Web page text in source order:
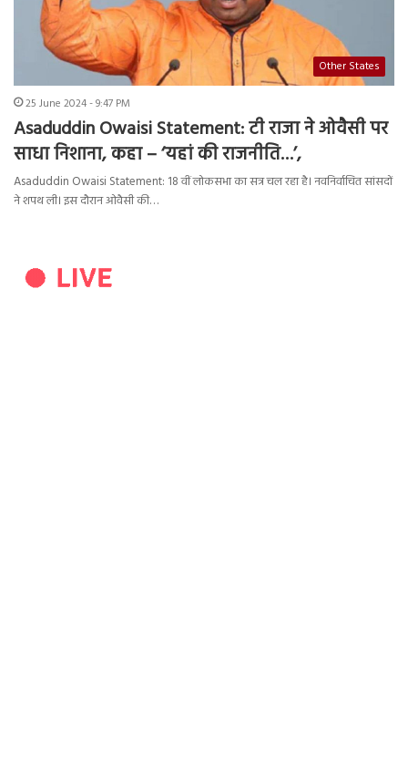
Other States
25 June 2024 - 9:47 PM
Asaduddin Owaisi Statement: टी राजा ने ओवैसी पर
साधा निशाना, कहा – ‘यहां की राजनीति…’,
Asaduddin Owaisi Statement: 18 वीं लोकसभा का सत्र चल रहा है। नवनिर्वाचित सांसदों
ने शपथ ली। इस दौरान ओवैसी की…